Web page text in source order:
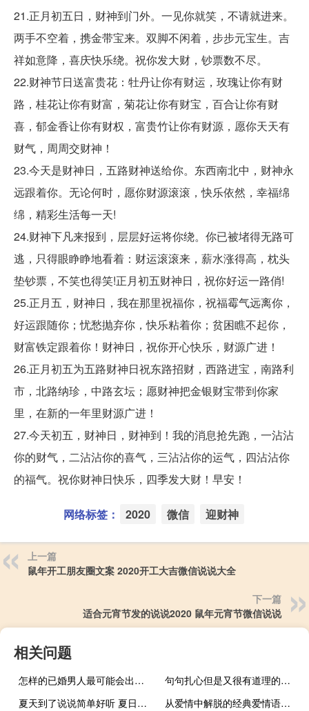
21.正月初五日，财神到门外。一见你就笑，不请就进来。
两手不空着，携金带宝来。双脚不闲着，步步元宝生。吉
祥如意降，喜庆快乐绕。祝你发大财，钞票数不尽。
22.财神节日送富贵花：牡丹让你有财运，玫瑰让你有财
路，桂花让你有财富，菊花让你有财宝，百合让你有财
喜，郁金香让你有财权，富贵竹让你有财源，愿你天天有
财气，周周交财神！
23.今天是财神日，五路财神送给你。东西南北中，财神永
远跟着你。无论何时，愿你财源滚滚，快乐依然，幸福绵
绵，精彩生活每一天!
24.财神下凡来报到，层层好运将你绕。你已被堵得无路可
逃，只得眼睁睁地看着：财运滚滚来，薪水涨得高，枕头
垫钞票，不笑也得笑!正月初五财神日，祝你好运一路俏!
25.正月五，财神日，我在那里祝福你，祝福霉气远离你，
好运跟随你；忧愁抛弃你，快乐粘着你；贫困瞧不起你，
财富铁定跟着你！财神日，祝你开心快乐，财源广进！
26.正月初五为五路财神日祝东路招财，西路进宝，南路利
市，北路纳珍，中路玄坛；愿财神把金银财宝带到你家
里，在新的一年里财源广进！
27.今天初五，财神日，财神到！我的消息抢先跑，一沾沾
你的财气，二沾沾你的喜气，三沾沾你的运气，四沾沾你
的福气。祝你财神日快乐，四季发大财！早安！
网络标签： 2020 微信 迎财神
上一篇
鼠年开工朋友圈文案 2020开工大吉微信说说大全
下一篇
适合元宵节发的说说2020 鼠年元宵节微信说说
相关问题
怎样的已婚男人最可能会出轨？
句句扎心但是又很有道理的经典哲理句子 很有道理的精辟内涵句子大全
夏天到了说说简单好听 夏日小清新优美说说
从爱情中解脱的经典爱情语录-爱情是一场厮杀